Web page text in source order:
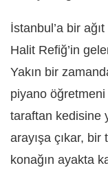
İstanbul’a bir
Halit Refiğ’in
Yakın bir
piyano öğretmeni
taraftan kedisine
arayışa çıkar, bir
konağın ayakta